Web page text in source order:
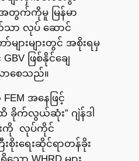
တွက်ကိုမူ မြန်မာ
ာ လုပ် ဆောင်
ျားများတွင် အစိုးရမှ
ဖြစ်နိုင်ချေ
ာစေသည်။
အနေဖြင့်
ခိုက်လွယ်ဆုံး” ဂျဲန်ဒါ
ားကို လုပ်ကိုင်
းစိုးရေးဆိုင်ရာတန်ခိုး